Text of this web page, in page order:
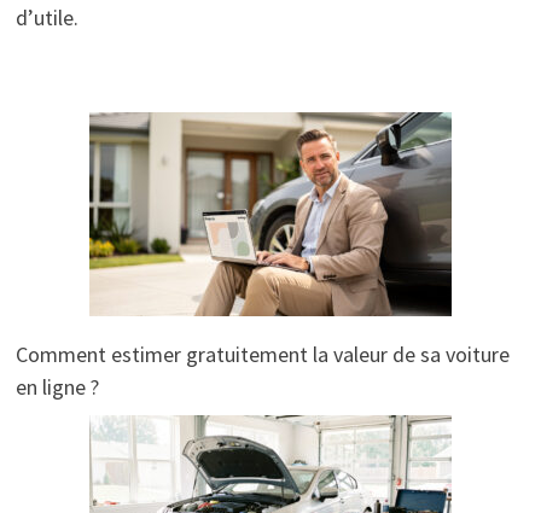
d’utile.
Comment estimer gratuitement la valeur de sa voiture
en ligne ?